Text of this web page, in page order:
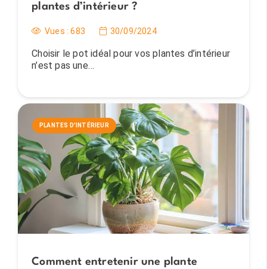
plantes d’intérieur ?
Vues :683 30/09/2024
Choisir le pot idéal pour vos plantes d’intérieur
n’est pas une…
PLANTES D'INTÉRIEUR
Comment entretenir une plante